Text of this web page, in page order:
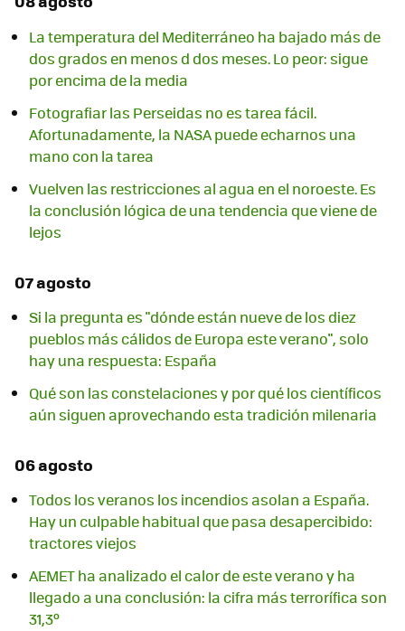
La temperatura del Mediterráneo ha bajado más de
dos grados en menos d dos meses. Lo peor: sigue
por encima de la media
Fotografiar las Perseidas no es tarea fácil.
Afortunadamente, la NASA puede echarnos una
mano con la tarea
Vuelven las restricciones al agua en el noroeste. Es
la conclusión lógica de una tendencia que viene de
lejos
07 agosto
Si la pregunta es "dónde están nueve de los diez
pueblos más cálidos de Europa este verano", solo
hay una respuesta: España
Qué son las constelaciones y por qué los científicos
aún siguen aprovechando esta tradición milenaria
06 agosto
Todos los veranos los incendios asolan a España.
Hay un culpable habitual que pasa desapercibido:
tractores viejos
AEMET ha analizado el calor de este verano y ha
llegado a una conclusión: la cifra más terrorífica son
31,3º